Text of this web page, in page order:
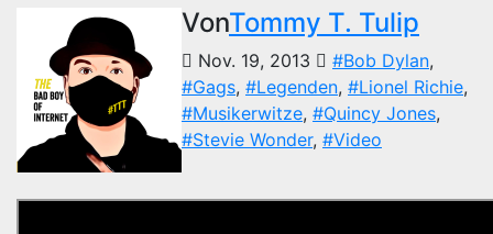
VonTommy T. Tulip
Nov. 19, 2013 #Bob Dylan,
#Gags, #Legenden, #Lionel Richie,
#Musikerwitze, #Quincy Jones,
#Stevie Wonder, #Video